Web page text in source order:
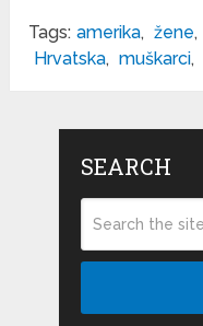
Tags: amerika, žene,
Hrvatska, muškarci,
SEARCH